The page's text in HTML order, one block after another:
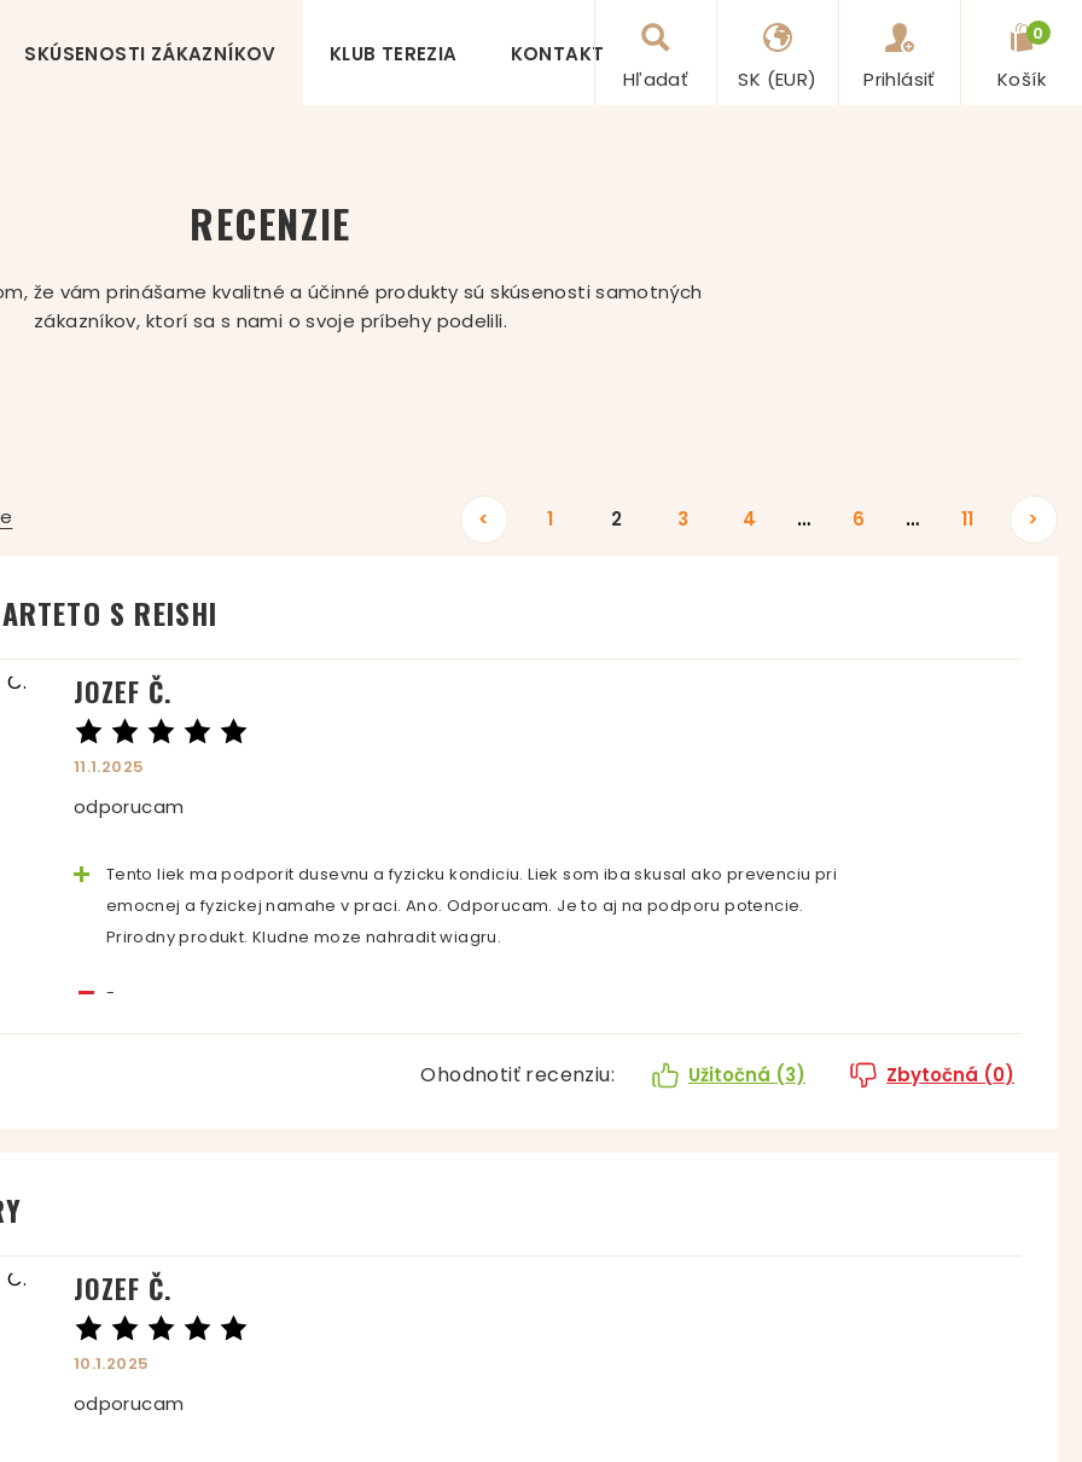
SKÚSENOSTI ZÁKAZNÍKOV KLUB TEREZIA
KONTAKT
Hľadať
SK (EUR) Prihlásiť Košík
0
RECENZIE
že vám prinášame kvalitné a účinné produkty sú skúsenosti samotných
zákazníkov, ktorí sa s nami o svoje príbehy podelili.
1 2 3 4 … 6 … 11
S REISHI
JOZEF Č.
11.1.2025
odporucam
Tento liek ma podporit dusevnu a fyzicku kondiciu. Liek som iba skusal ako prevenciu pri
emocnej a fyzickej namahe v praci. Ano. Odporucam. Je to aj na podporu potencie.
Prirodny produkt. Kludne moze nahradit wiagru.
-
Ohodnotiť recenziu: Užitočná (3) Zbytočná (0)
JOZEF Č.
10.1.2025
odporucam